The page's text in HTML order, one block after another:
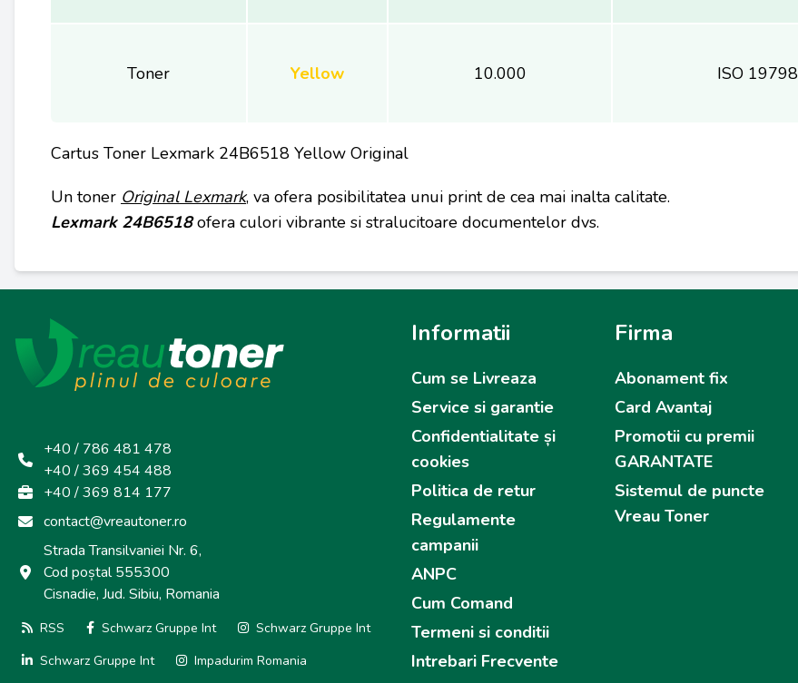
Toner Yellow 10.000 ISO 19798
Cartus Toner Lexmark 24B6518 Yellow Original
Un toner Original Lexmark, va ofera posibilitatea unui print de cea mai inalta calitate.
Lexmark 24B6518 ofera culori vibrante si stralucitoare documentelor dvs.
+40 / 786 481 478
+40 / 369 454 488
+40 / 369 814 177
contact@vreautoner.ro
Strada Transilvaniei Nr. 6,
Cod poștal 555300
Cisnadie, Jud. Sibiu, Romania
RSS Schwarz Gruppe Int
Schwarz Gruppe Int
Schwarz Gruppe Int
Impadurim Romania
Informatii
Cum se Livreaza
Service si garantie
Confidentialitate și
cookies
Politica de retur
Regulamente
campanii
ANPC
Cum Comand
Termeni si conditii
Intrebari Frecvente
Firma
Abonament fix
Card Avantaj
Promotii cu premii
GARANTATE
Sistemul de puncte
Vreau Toner